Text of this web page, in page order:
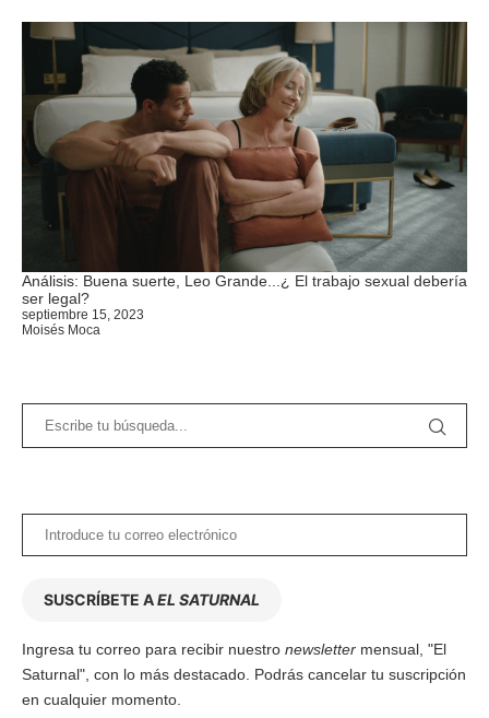
Análisis: Buena suerte, Leo Grande...¿ El trabajo sexual debería
ser legal?
septiembre 15, 2023
Moisés Moca
SUSCRÍBETE AEL SATURNAL
Ingresa tu correo para recibir nuestro newsletter mensual, "El
Saturnal", con lo más destacado. Podrás cancelar tu suscripción
en cualquier momento.